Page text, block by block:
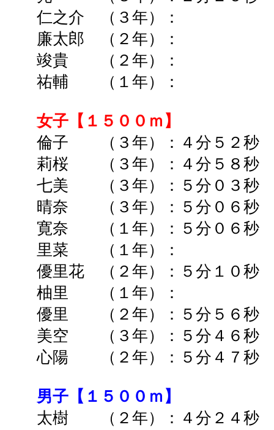
仁之介 （３年）： ➡
廉太郎 （２年）： ➡
竣貴 （２年）： ➡
祐輔 （１年）： ➡
女子【１５００ｍ】
倫子 （３年）：４分５２
莉桜 （３年）：４分５８
七美 （３年）：５分０３
晴奈 （３年）：５分０６
寛奈 （１年）：５分０６
里菜 （１年）： ➡
優里花 （２年）：５分１０
柚里 （１年）： ➡
優里 （２年）：５分５６
美空 （３年）：
５分４６秒
心陽 （２年）：５分４７
男子【１５００ｍ】
太樹
（２年）：４分２４